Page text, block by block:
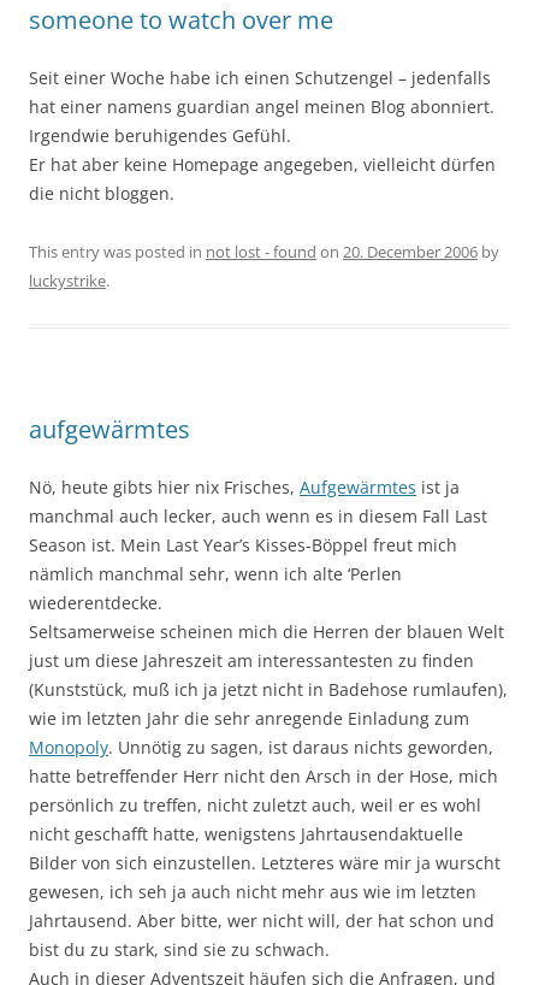
someone to watch over me
Seit einer Woche habe ich einen Schutzengel – jedenfalls
hat einer namens guardian angel meinen Blog abonniert.
Irgendwie beruhigendes Gefühl.
Er hat aber keine Homepage angegeben, vielleicht dürfen
die nicht bloggen.
This entry was posted in not lost - found on 20. December 2006 by
luckystrike.
aufgewärmtes
Nö, heute gibts hier nix Frisches, Aufgewärmtes ist ja
manchmal auch lecker, auch wenn es in diesem Fall Last
Season ist. Mein Last Year’s Kisses-Böppel freut mich
nämlich manchmal sehr, wenn ich alte ‘Perlen
wiederentdecke.
Seltsamerweise scheinen mich die Herren der blauen Welt
just um diese Jahreszeit am interessantesten zu finden
(Kunststück, muß ich ja jetzt nicht in Badehose rumlaufen),
wie im letzten Jahr die sehr anregende Einladung zum
Monopoly. Unnötig zu sagen, ist daraus nichts geworden,
hatte betreffender Herr nicht den Arsch in der Hose, mich
persönlich zu treffen, nicht zuletzt auch, weil er es wohl
nicht geschafft hatte, wenigstens Jahrtausendaktuelle
Bilder von sich einzustellen. Letzteres wäre mir ja wurscht
gewesen, ich seh ja auch nicht mehr aus wie im letzten
Jahrtausend. Aber bitte, wer nicht will, der hat schon und
bist du zu stark, sind sie zu schwach.
Auch in dieser Adventszeit häufen sich die Anfragen, und